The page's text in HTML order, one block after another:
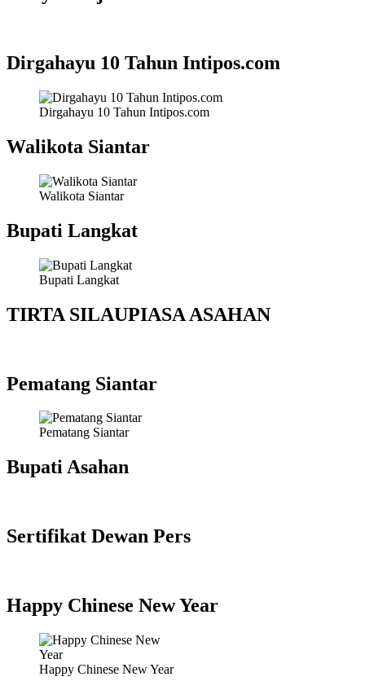
Dirgahayu 10 Tahun Intipos.com
Dirgahayu 10 Tahun Intipos.com
Walikota Siantar
Walikota Siantar
Bupati Langkat
Bupati Langkat
TIRTA SILAUPIASA ASAHAN
Pematang Siantar
Pematang Siantar
Bupati Asahan
Sertifikat Dewan Pers
Happy Chinese New Year
Happy Chinese New Year